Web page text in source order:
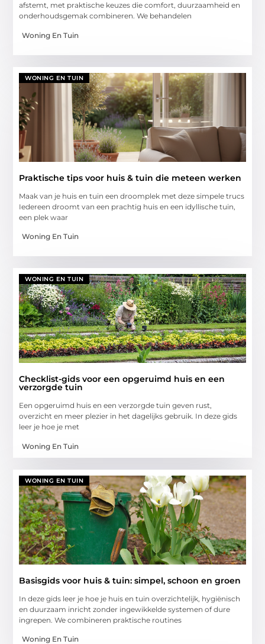
afstemt, met praktische keuzes die comfort, duurzaamheid en
onderhoudsgemak combineren. We behandelen
Woning En Tuin
WONING EN TUIN
Praktische tips voor huis & tuin die meteen werken
Maak van je huis en tuin een droomplek met deze simpele trucs
Iedereen droomt van een prachtig huis en een idyllische tuin,
een plek waar
Woning En Tuin
WONING EN TUIN
Checklist-gids voor een opgeruimd huis en een
verzorgde tuin
Een opgeruimd huis en een verzorgde tuin geven rust,
overzicht en meer plezier in het dagelijks gebruik. In deze gids
leer je hoe je met
Woning En Tuin
WONING EN TUIN
Basisgids voor huis & tuin: simpel, schoon en groen
In deze gids leer je hoe je huis en tuin overzichtelijk, hygiënisch
en duurzaam inricht zonder ingewikkelde systemen of dure
ingrepen. We combineren praktische routines
Woning En Tuin